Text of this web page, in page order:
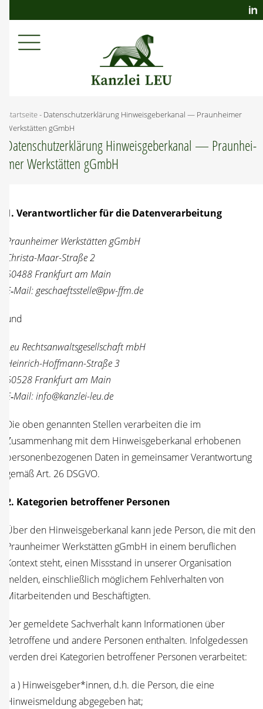
Startseite- Daten­schutz­er­klä­rung Hin­weis­ge­ber­ka­nal — Praun­hei­mer
Werk­stät­ten gGmbH
Daten­schutz­er­klä­rung Hin­weis­ge­ber­ka­nal — Praun­hei­
mer Werk­stät­ten gGmbH
1. Ver­ant­wort­li­cher für die Daten­ver­ar­bei­tung
Praun­hei­mer Werk­stät­ten gGmbH
Chris­ta-Maar-Stra­ße 2
60488 Frank­furt am Main
E‑Mail: geschaeftsstelle@pw-ffm.de
und
Leu Rechts­an­walts­ge­sell­schaft mbH
Hein­rich-Hoff­mann-Stra­ße 3
60528 Frank­furt am Main
E‑Mail: info@kanzlei-leu.de
Die oben genann­ten Stel­len ver­ar­bei­ten die im
Zusam­men­hang mit dem Hin­weis­ge­ber­ka­nal erho­be­nen
per­so­nen­be­zo­ge­nen Daten in gemein­sa­mer Ver­ant­wor­tung
gemäß Art. 26 DSGVO.
2. Kate­go­rien betrof­fe­ner Per­so­nen
Über den Hin­weis­ge­ber­ka­nal kann jede Per­son, die mit den
Praun­hei­mer Werk­stät­ten gGmbH in einem beruf­li­chen
Kon­text steht, einen Miss­stand in unse­rer Orga­ni­sa­ti­on
mel­den, ein­schließ­lich mög­li­chem Fehl­ver­hal­ten von
Mit­ar­bei­ten­den und Beschäftigten.
Der gemel­de­te Sach­ver­halt kann Infor­ma­tio­nen über
Betrof­fe­ne und ande­re Per­so­nen ent­hal­ten. Infol­ge­des­sen
wer­den drei Kate­go­rien betrof­fe­ner Per­so­nen verarbeitet:
( a ) Hinweisgeber*innen, d.h. die Per­son, die eine
Hin­weis­mel­dung abge­ge­ben hat;